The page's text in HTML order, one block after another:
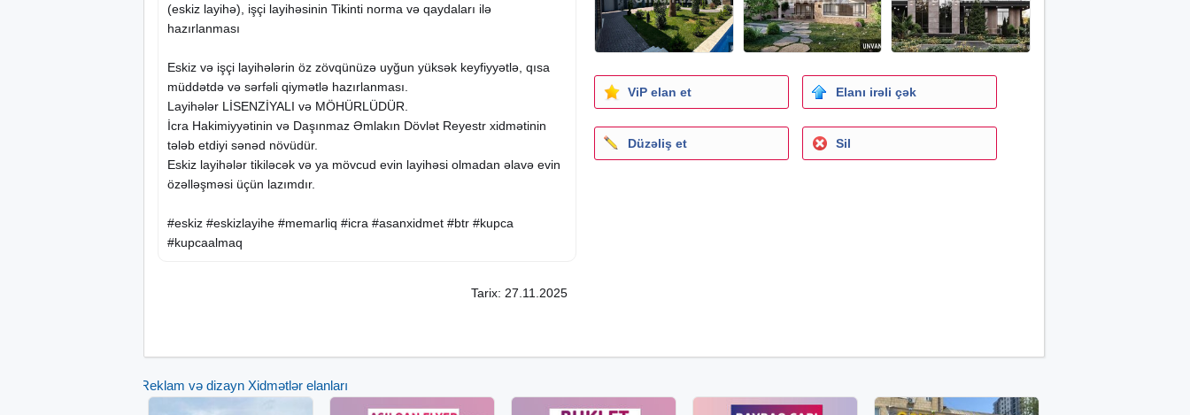
(eskiz layihə), işçi layihəsinin Tikinti norma və qaydaları ilə
hazırlanması
Eskiz və işçi layihələrin öz zövqünüzə uyğun yüksək keyfiyyətlə, qısa
müddətdə və sərfəli qiymətlə hazırlanması.
Layihələr LİSENZİYALI və MÖHÜRLÜDÜR.
İcra Hakimiyyətinin və Daşınmaz Əmlakın Dövlət Reyestr xidmətinin
tələb etdiyi sənəd növüdür.
Eskiz layihələr tikiləcək və ya mövcud evin layihəsi olmadan əlavə evin
özəlləşməsi üçün lazımdır.
#eskiz #eskizlayihe #memarliq #icra #asanxidmet #btr #kupca
#kupcaalmaq
Tarix: 27.11.2025
ViP elan et Elanı irəli çək
Düzəliş et Sil
Reklam və dizayn Xidmətlər elanları